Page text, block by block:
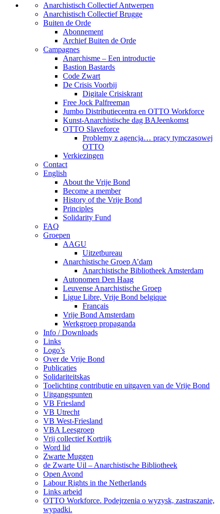
Anarchistisch Collectief Antwerpen
Anarchistisch Collectief Brugge
Buiten de Orde
Abonnement
Archief Buiten de Orde
Campagnes
Anarchisme – Een introductie
Bastion Bastards
Code Zwart
De Crisis Voorbij
Digitale Crisiskrant
Free Jock Palfreeman
Jumbo Distributiecentra en OTTO Workforce
Kunst-Anarchistische dag BAJeenkomst
OTTO Slaveforce
Problemy z agencja… pracy tymczasowej
OTTO
Verkiezingen
Contact
English
About the Vrije Bond
Become a member
History of the Vrije Bond
Principles
Solidarity Fund
FAQ
Groepen
AAGU
Uitzetbureau
Anarchistische Groep A’dam
Anarchistische Bibliotheek Amsterdam
Autonomen Den Haag
Leuvense Anarchistische Groep
Ligue Libre, Vrije Bond belgique
Français
Vrije Bond Amsterdam
Werkgroep propaganda
Info / Downloads
Links
Logo’s
Over de Vrije Bond
Publicaties
Solidariteitskas
Toelichting contributie en uitgaven van de Vrije Bond
Uitgangspunten
VB Friesland
VB Utrecht
VB West-Friesland
VBA Leesgroep
Vrij collectief Kortrijk
Word lid
Zwarte Muggen
de Zwarte Uil – Anarchistische Bibliotheek
Open Avond
Labour Rights in the Netherlands
Links arbeid
OTTO Workforce. Podejrzenia o wyzysk, zastraszanie,
wypadki.